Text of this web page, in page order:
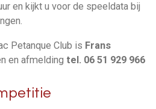
en kijkt u voor de speeldata bij
Petanque Club is Frans
en afmelding tel. 06 51 929 966